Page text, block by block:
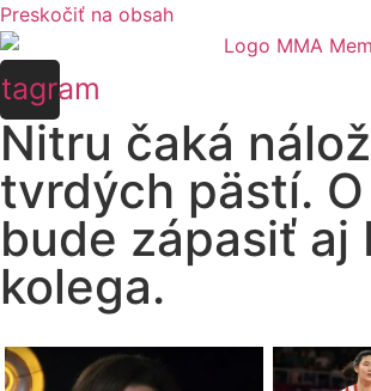
Preskočiť na obsah
Nitru čaká nálož
tvrdých pästí.
bude zápasiť aj
kolega.